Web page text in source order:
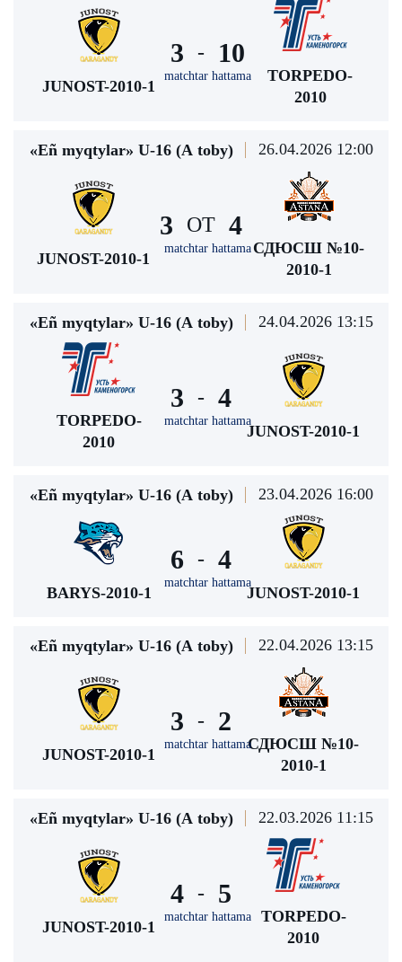
JUNOST-2010-1
3 -
matchtar hattama
10
TORPEDO-
2010
«Eñ myqtylar» U-16 (А toby) 26.04.2026 12:00
JUNOST-2010-1
3 ОТ
matchtar hattama
4
СДЮСШ №10-
2010-1
«Eñ myqtylar» U-16 (А toby) 24.04.2026 13:15
TORPEDO-
2010
3 -
matchtar hattama
4
JUNOST-2010-1
«Eñ myqtylar» U-16 (А toby) 23.04.2026 16:00
BARYS-2010-1
6 -
matchtar hattama
4
JUNOST-2010-1
«Eñ myqtylar» U-16 (А toby) 22.04.2026 13:15
JUNOST-2010-1
3 -
matchtar hattama
2
СДЮСШ №10-
2010-1
«Eñ myqtylar» U-16 (А toby) 22.03.2026 11:15
JUNOST-2010-1
4 -
matchtar hattama
5
TORPEDO-
2010